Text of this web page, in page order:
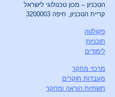
הטכניון – מכון טכנולוגי לישראל
קריית הטכניון, חיפה 3200003
פקולטה
תוכניות
לימודים
מרכזי מחקר
מעבדות חוקרים
תשתיות הוראה ומחקר